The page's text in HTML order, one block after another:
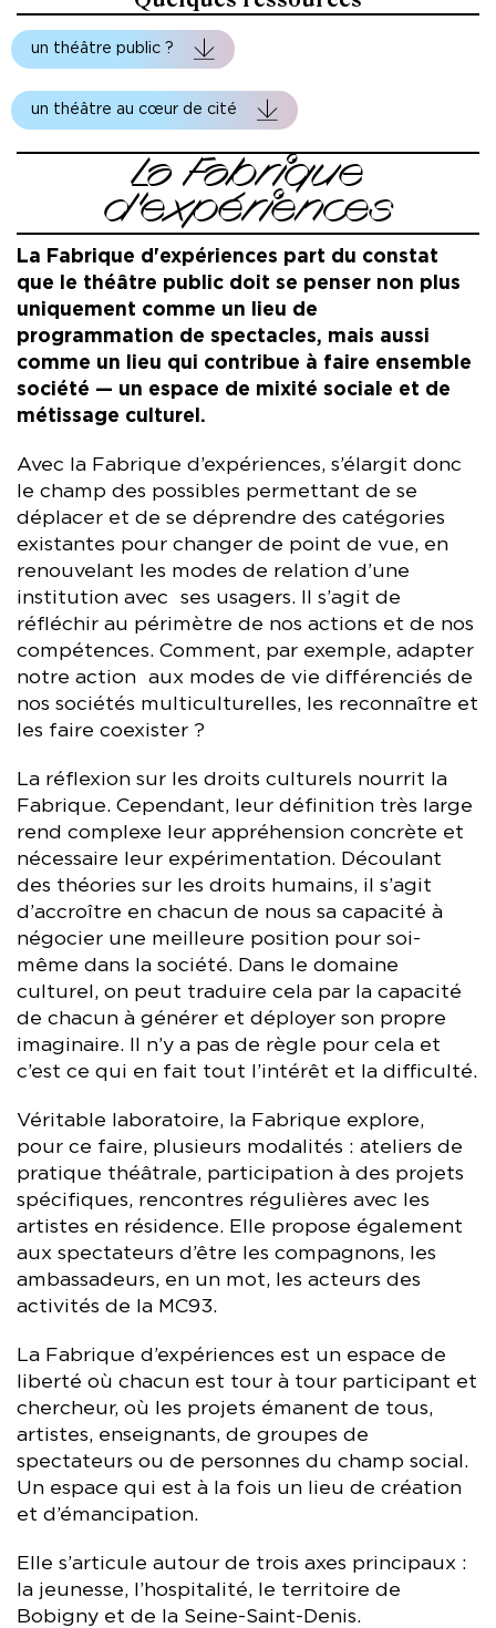
Fichier
un théâtre public ?
Fichier
un théâtre au cœur de cité
La Fabrique
d'expériences
La Fabrique d'expériences part du constat
que le théâtre public doit se penser non plus
uniquement comme un lieu de
programmation de spectacles, mais aussi
comme un lieu qui contribue à faire ensemble
société — un espace de mixité sociale et de
métissage culturel.
Avec la Fabrique d’expériences, s’élargit donc
le champ des possibles permettant de se
déplacer et de se déprendre des catégories
existantes pour changer de point de vue, en
renouvelant les modes de relation d’une
institution avec ses usagers. Il s’agit de
réfléchir au périmètre de nos actions et de nos
compétences. Comment, par exemple, adapter
notre action aux modes de vie différenciés de
nos sociétés multiculturelles, les reconnaître et
les faire coexister ?
La réflexion sur les droits culturels nourrit la
Fabrique. Cependant, leur définition très large
rend complexe leur appréhension concrète et
nécessaire leur expérimentation. Découlant
des théories sur les droits humains, il s’agit
d’accroître en chacun de nous sa capacité à
négocier une meilleure position pour soi-
même dans la société. Dans le domaine
culturel, on peut traduire cela par la capacité
de chacun à générer et déployer son propre
imaginaire. Il n’y a pas de règle pour cela et
c’est ce qui en fait tout l’intérêt et la difficulté.
Véritable laboratoire, la Fabrique explore,
pour ce faire, plusieurs modalités : ateliers de
pratique théâtrale, participation à des projets
spécifiques, rencontres régulières avec les
artistes en résidence. Elle propose également
aux spectateurs d’être les compagnons, les
ambassadeurs, en un mot, les acteurs des
activités de la MC93.
La Fabrique d’expériences est un espace de
liberté où chacun est tour à tour participant et
chercheur, où les projets émanent de tous,
artistes, enseignants, de groupes de
spectateurs ou de personnes du champ social.
Un espace qui est à la fois un lieu de création
et d’émancipation.
Elle s’articule autour de trois axes principaux :
la jeunesse, l’hospitalité, le territoire de
Bobigny et de la Seine-Saint-Denis.